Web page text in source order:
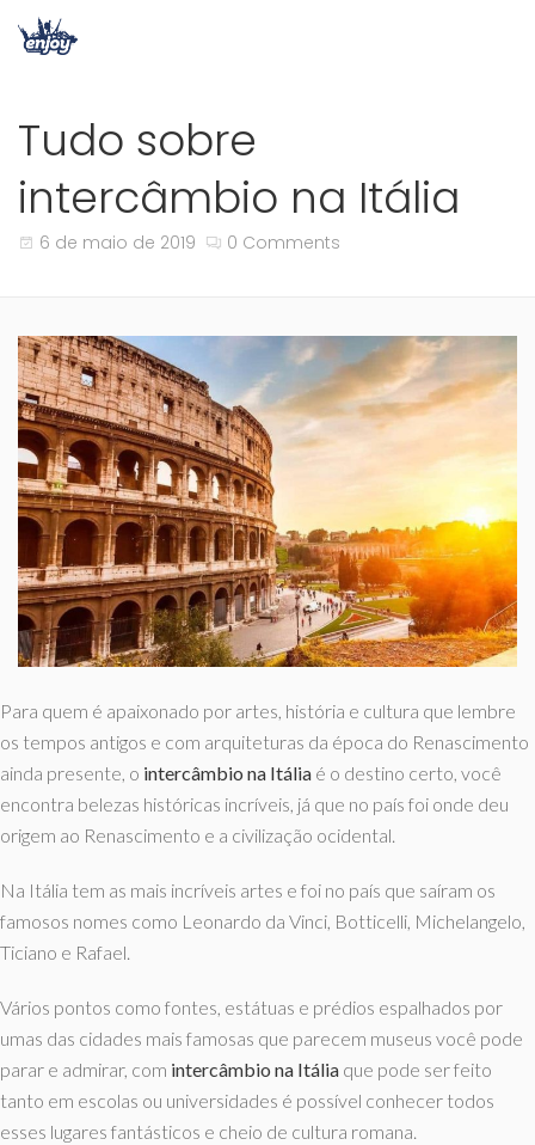
Tudo sobre
intercâmbio na Itália
6 de maio de 2019 0 Comments
Para quem é apaixonado por artes, história e cultura que lembre
os tempos antigos e com arquiteturas da época do Renascimento
ainda presente, o intercâmbio na Itália é o destino certo, você
encontra belezas históricas incríveis, já que no país foi onde deu
origem ao Renascimento e a civilização ocidental.
Na Itália tem as mais incríveis artes e foi no país que saíram os
famosos nomes como Leonardo da Vinci, Botticelli, Michelangelo,
Ticiano e Rafael.
Vários pontos como fontes, estátuas e prédios espalhados por
umas das cidades mais famosas que parecem museus você pode
parar e admirar, com intercâmbio na Itália que pode ser feito
tanto em escolas ou universidades é possível conhecer todos
esses lugares fantásticos e cheio de cultura romana.